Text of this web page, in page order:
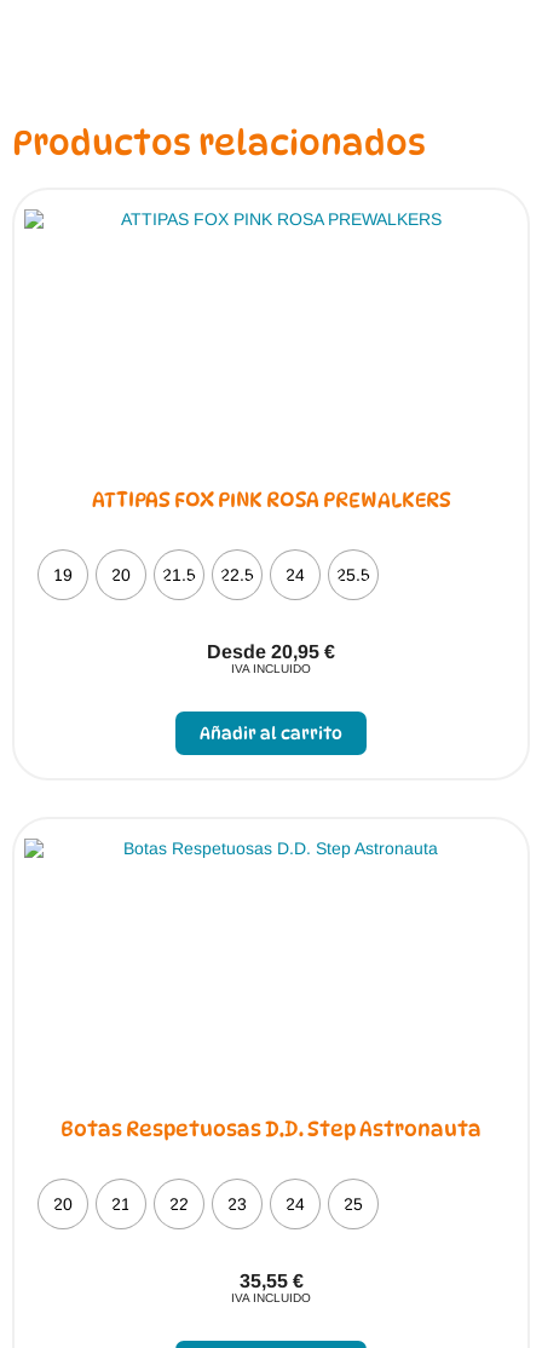
Productos relacionados
ATTIPAS FOX PINK ROSA PREWALKERS
19 20 21.5 22.5 24 25.5
Desde 20,95 €
IVA INCLUIDO
Añadir al carrito
pueden
Botas Respetuosas D.D. Step Astronauta
20 21 22 23 24 25
35,55 €
IVA INCLUIDO